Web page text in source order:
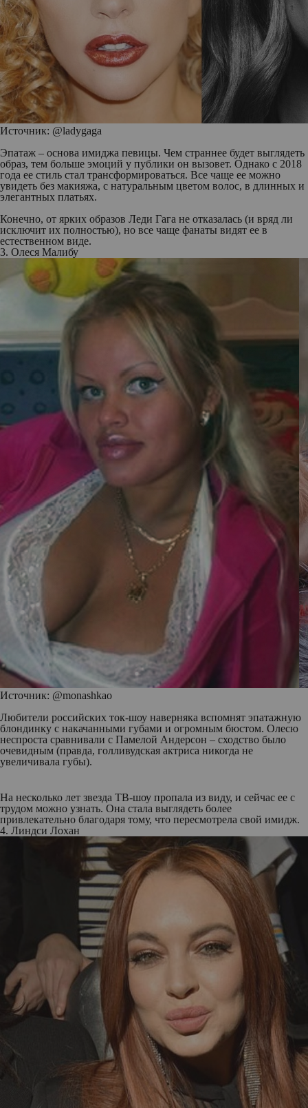
Источник: @ladygaga
Эпатаж – основа имиджа певицы. Чем страннее будет выглядеть
образ, тем больше эмоций у публики он вызовет. Однако с 2018
года ее стиль стал трансформироваться. Все чаще ее можно
увидеть без макияжа, с натуральным цветом волос, в длинных и
элегантных платьях.
Конечно, от ярких образов Леди Гага не отказалась (и вряд ли
исключит их полностью), но все чаще фанаты видят ее в
естественном виде.
3. Олеся Малибу
Источник: @monashkao
Любители российских ток-шоу наверняка вспомнят эпатажную
блондинку с накачанными губами и огромным бюстом. Олесю
неспроста сравнивали с Памелой Андерсон – сходство было
очевидным (правда, голливудская актриса никогда не
увеличивала губы).
На несколько лет звезда ТВ-шоу пропала из виду, и сейчас ее с
трудом можно узнать. Она стала выглядеть более
привлекательно благодаря тому, что пересмотрела свой имидж.
4. Линдси Лохан